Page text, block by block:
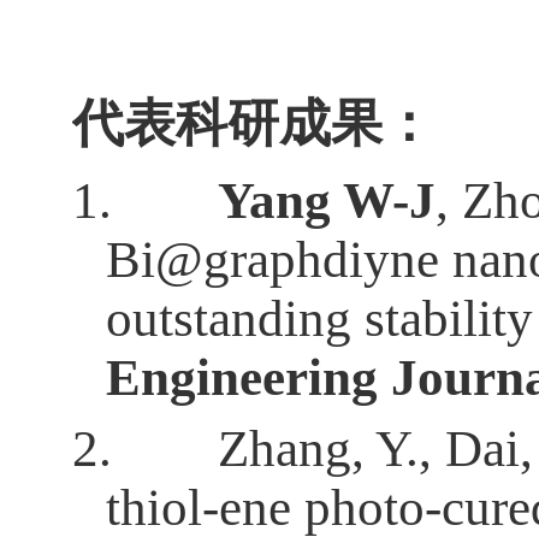
代表科研成果：
1.
Yang W-J,
Bi@graphdiyne
outstanding
Engineering
2.
Zhang, Y.,
thiol-ene photo-